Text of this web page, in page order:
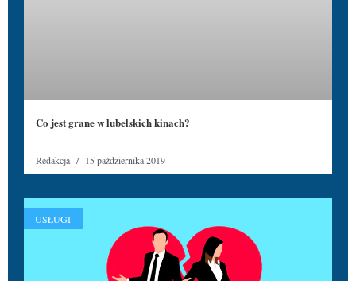
Co jest grane w lubelskich kinach?
Redakcja 15 października 2019
USŁUGI